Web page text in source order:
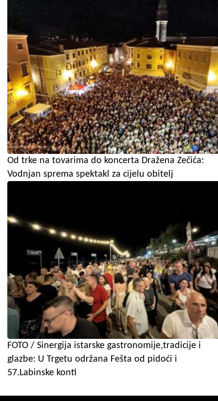
Od trke na tovarima do koncerta Dražena Zečića:
Vodnjan sprema spektakl za cijelu obitelj
FOTO / Sinergija istarske gastronomije,tradicije i
glazbe: U Trgetu održana Fešta od pidoći i
57.Labinske konti